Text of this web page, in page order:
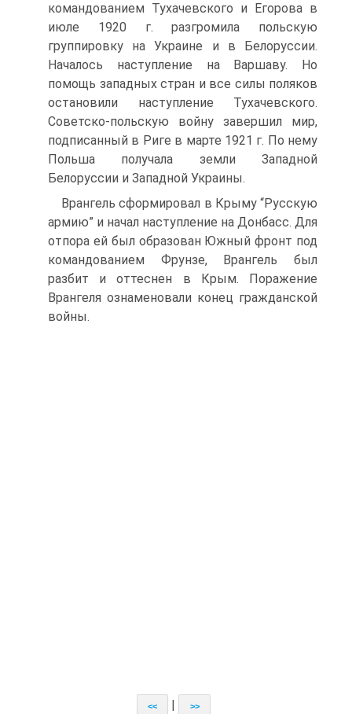
командованием Тухачевского и Егорова в
июле 1920 г. разгромила польскую
группировку на Украине и в Белоруссии.
Началось наступление на Варшаву. Но
помощь западных стран и все силы поляков
остановили наступление Тухачевского.
Советско-польскую войну завершил мир,
подписанный в Риге в марте 1921 г. По нему
Польша получала земли Западной
Белоруссии и Западной Украины.
Врангель сформировал в Крыму “Русскую
армию” и начал наступление на Донбасс. Для
отпора ей был образован Южный фронт под
командованием Фрунзе, Врангель был
разбит и оттеснен в Крым. Поражение
Врангеля ознаменовали конец гражданской
войны.
<< >>